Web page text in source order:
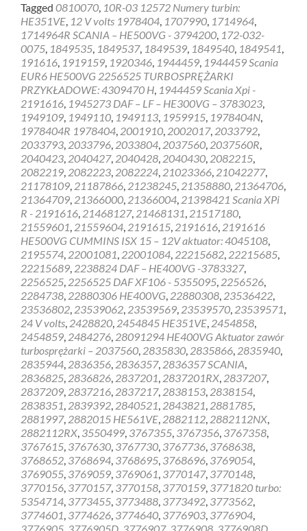
van
de
Tagged 0810070, 10R-03 12572 Numery turbin:
HE351VE, 12 V volts 1978404, 1707990, 1714964,
1714964R SCANIA – HE500VG - 3794200, 172-032-
0075, 1849535, 1849537, 1849539, 1849540, 1849541,
191616, 1919159, 1920346, 1944459, 1944459 Scania
EUR6 HE500VG 2256525 TURBOSPRĘŻARKI
PRZYKŁADOWE: 4309470 H, 1944459 Scania Xpi -
2191616, 1945273 DAF – LF – HE300VG – 3783023,
1949109, 1949110, 1949113, 1959915, 1978404N,
1978404R 1978404, 2001910, 2002017, 2033792,
2033793, 2033796, 2033804, 2037560, 2037560R,
2040423, 2040427, 2040428, 2040430, 2082215,
2082219, 2082223, 2082224, 21023366, 21042277,
21178109, 21187866, 21238245, 21358880, 21364706,
21364709, 21366000, 21366004, 21398421 Scania XPi
R - 2191616, 21468127, 21468131, 21517180,
21559601, 21559604, 2191615, 2191616, 2191616
HE500VG CUMMINS ISX 15 – 12V aktuator: 4045108,
2195574, 22001081, 22001084, 22215682, 22215685,
22215689, 2238824 DAF – HE400VG -3783327,
2256525, 2256525 DAF XF106 - 5355095, 2256526,
2284738, 22880306 HE400VG, 22880308, 23536422,
23536802, 23539062, 23539569, 23539570, 23539571,
24 V volts, 2428820, 2454845 HE351VE, 2454858,
2454859, 2484276, 28091294 HE400VG Aktuator zawór
turbosprężarki – 2037560, 2835830, 2835866, 2835940,
2835944, 2836356, 2836357, 2836357 SCANIA,
2836825, 2836826, 2837201, 2837201RX, 2837207,
2837209, 2837216, 2837217, 2838153, 2838154,
2838351, 2839392, 2840521, 2843821, 2881785,
2881997, 2882015 HE561VE, 2882112, 2882112NX,
2882112RX, 3550499, 3767355, 3767356, 3767358,
3767615, 3767630, 3767730, 3767736, 3768638,
3768652, 3768694, 3768695, 3768696, 3769054,
3769055, 3769059, 3769061, 3770147, 3770148,
3770156, 3770157, 3770158, 3770159, 3771820 turbo:
5354714, 3773455, 3773488, 3773492, 3773562,
3774601, 3774626, 3774640, 3776903, 3776904,